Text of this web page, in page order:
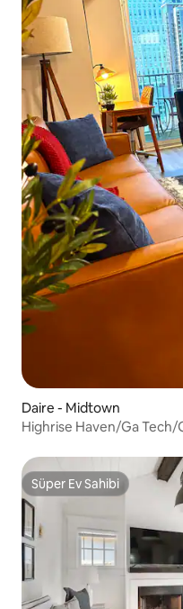
Daire - Midtown
Highrise Haven/Ga
Süper Ev Sahibi
Süper Ev Sahibi